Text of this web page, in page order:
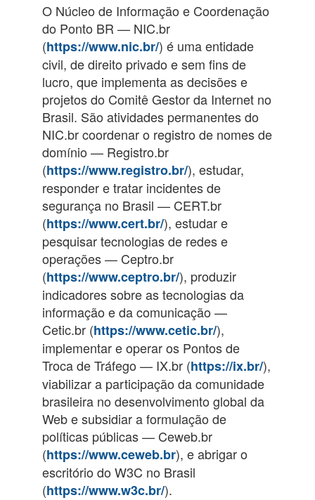
O Núcleo de Informação e Coordenação
do Ponto BR — NIC.br
(https://www.nic.br/) é uma entidade
civil, de direito privado e sem fins de
lucro, que implementa as decisões e
projetos do Comitê Gestor da Internet no
Brasil. São atividades permanentes do
NIC.br coordenar o registro de nomes de
domínio — Registro.br
(https://www.registro.br/), estudar,
responder e tratar incidentes de
segurança no Brasil — CERT.br
(https://www.cert.br/), estudar e
pesquisar tecnologias de redes e
operações — Ceptro.br
(https://www.ceptro.br/), produzir
indicadores sobre as tecnologias da
informação e da comunicação —
Cetic.br (https://www.cetic.br/),
implementar e operar os Pontos de
Troca de Tráfego — IX.br (https://ix.br/),
viabilizar a participação da comunidade
brasileira no desenvolvimento global da
Web e subsidiar a formulação de
políticas públicas — Ceweb.br
(https://www.ceweb.br), e abrigar o
escritório do W3C no Brasil
(https://www.w3c.br/).